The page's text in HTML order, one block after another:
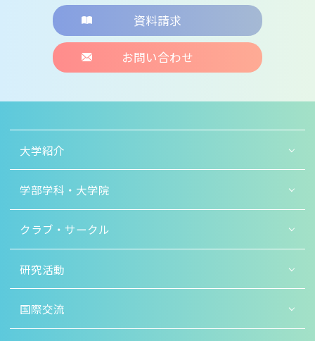
資料請求
お問い合わせ
大学紹介
学部学科・大学院
クラブ・サークル
研究活動
国際交流